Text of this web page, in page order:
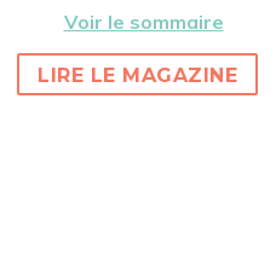
Voir le sommaire
LIRE LE MAGAZINE